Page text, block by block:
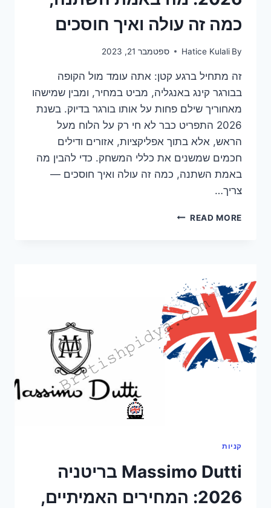
כמה זה עולה ואיך חוסכים
By
Hatice Kulali ספטמבר 21, 2023
זה מתחיל ברגע קטן: אתה עומד מול הקופה
בבורגר קינג באנגליה, מביט במחיר, ומבין שמישהו
מאחוריך שילם פחות על אותו בורגר בדיוק. בשנת
2026 התפריט כבר לא חי רק על הלוח מעל
הראש, אלא בתוך אפליקציות, אזורים ודילים
חכמים שמשנים את כללי המשחק. כדי להבין מה
באמת השתנה, כמה זה עולה ואיך חוסכים —
צריך…
READ MOREתפריט
באמת
השתנה,
כמה
עולה
ואיך
חוסכים
קניות
Massimo Dutti בריטניה
2026: המחירים האמיתיים,